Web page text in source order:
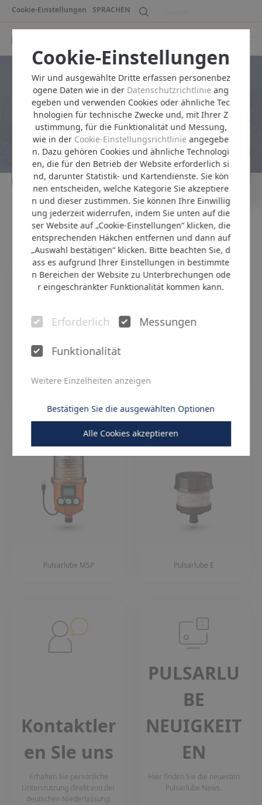
Cookie-Einstellungen SPRACHEN
2/
Pulsarlube BT
Bluetooth-fähiger
elektromechanischer Schmierstoffgeber
Wir bieten diebesten
Schmierlösungenfür Sie.
Pulsarlube MSP Pulsarlube E
Kontaktler
en Sle uns
Erhalten Sie persönliche
Unterstützung direkt von der
deutschen Niederlassung.
PULSARLU
BE
NEUIGKEIT
EN
Hier finden Sie die neuesten
Pulsarlube News.
Cookie-Einstellungen
Wir und ausgewählte Dritte erfassen personenbez
ogene Daten wie in der Datenschutzrichtlinie ang
egeben und verwenden Cookies oder ähnliche Tec
hnologien für technische Zwecke und, mit Ihrer Z
ustimmung, für die Funktionalität und Messung,
wie in der Cookie-Einstellungsrichtlinie angegebe
n. Dazu gehören Cookies und ähnliche Technologi
en, die für den Betrieb der Website erforderlich si
nd, darunter Statistik- und Kartendienste. Sie kön
nen entscheiden, welche Kategorie Sie akzeptiere
n und dieser zustimmen. Sie können Ihre Einwillig
ung jederzeit widerrufen, indem Sie unten auf die
ser Website auf „Cookie-Einstellungen“ klicken, die
entsprechenden Häkchen entfernen und dann auf
„Auswahl bestätigen“ klicken. Bitte beachten Sie, d
ass es aufgrund Ihrer Einstellungen in bestimmte
n Bereichen der Website zu Unterbrechungen ode
r eingeschränkter Funktionalität kommen kann.
Erforderlich Messungen
Funktionalität
Weitere Einzelheiten anzeigen
Bestätigen Sie die ausgewählten Optionen
Alle Cookies akzeptieren